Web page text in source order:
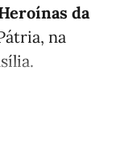
da
na